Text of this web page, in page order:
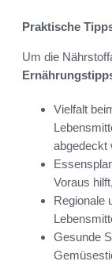
Praktische
Um die
Vielfalt
abgedeckt
Voraus
Regionale
Gesunde